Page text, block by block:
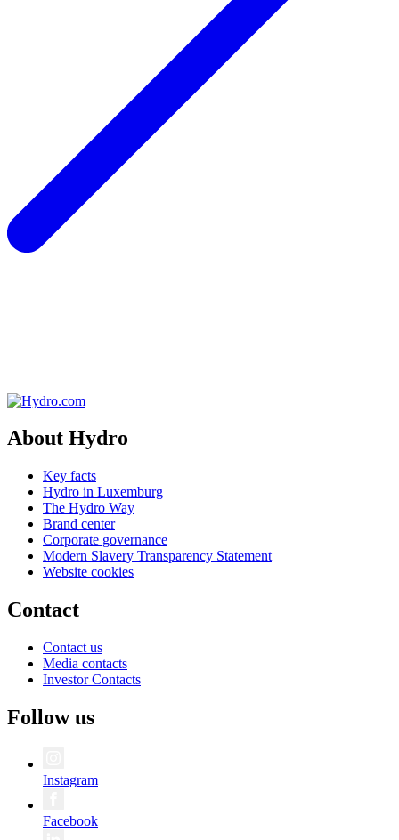
About Hydro
Key facts
Hydro in Luxemburg
The Hydro Way
Brand center
Corporate governance
Modern Slavery Transparency Statement
Website cookies
Contact
Contact us
Media contacts
Investor Contacts
Follow us
Instagram
Facebook